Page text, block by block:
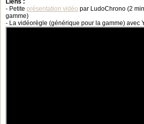
Liens :
- Petite présentation vidéo par LudoChrono (2
gamme)
- La vidéorègle (générique pour la gamme) avec